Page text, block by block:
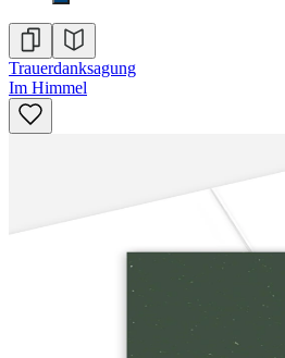
Trauerdanksagung
Im Himmel